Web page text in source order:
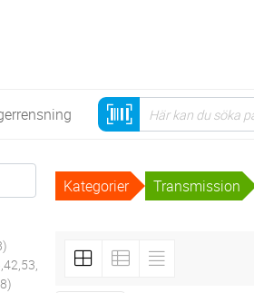
Kategorier Transmission